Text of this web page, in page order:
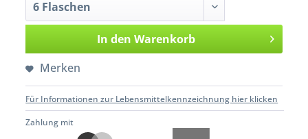
In den Warenkorb
Merken
Für Informationen zur Lebensmittelkennzeichnung hier klicken
Zahlung mit